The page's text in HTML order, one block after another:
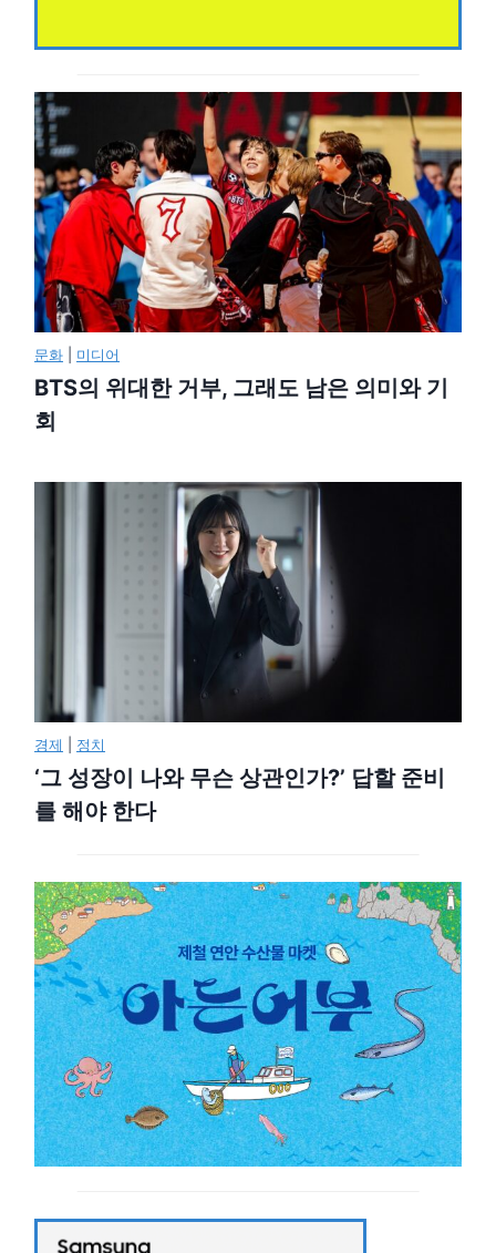
문화 미디어
BTS의 위대한 거부, 그래도 남은 의미와 기
회
경제 정치
‘그 성장이 나와 무슨 상관인가?’ 답할 준비
를 해야 한다